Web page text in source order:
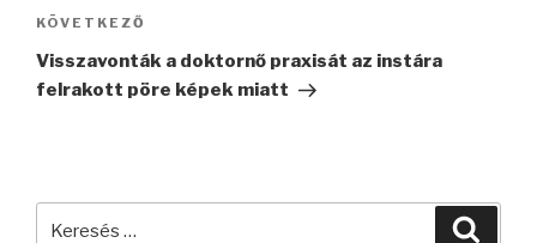
Következő
bejegyzés
KÖVETKEZŐ
Visszavonták a doktornő praxisát az instára
felrakott pöre képek miatt